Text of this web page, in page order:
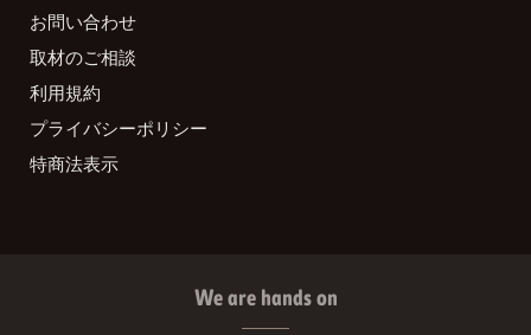
お問い合わせ
取材のご相談
利用規約
プライバシーポリシー
特商法表示
We are hands on